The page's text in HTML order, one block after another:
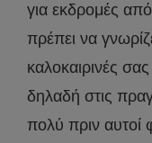
για εκδρομές
πρέπει να
καλοκαιρινές
δηλαδή στις
πολύ πριν αυτοί